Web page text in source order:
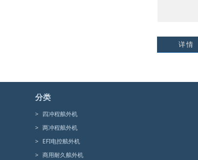
详情
分类
> 四冲程舷外机
> 两冲程舷外机
> EFI电控舷外机
> 商用耐久舷外机